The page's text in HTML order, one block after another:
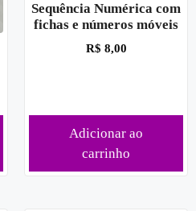
Sequência Numérica com
fichas e números móveis
R$ 8,00
Adicionar ao
carrinho